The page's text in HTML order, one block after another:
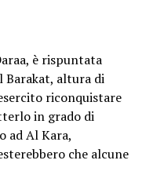
è rispuntata
Barakat, altura di
riconquistare
in grado di
ad Al Kara,
che alcune